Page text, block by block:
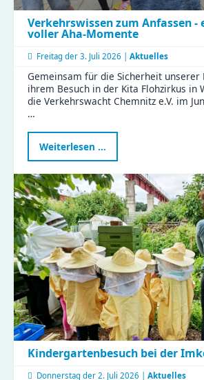
Verkehrswissen zum Anfassen
voller Aha-Momente
Freitag der 3. Juli 2026 | Aktuelles
Gemeinsam für die Sicherheit unserer
ihrem Besuch in der Kita Flohzirkus in
die Verkehrswacht Chemnitz e.V. im
…
Weiterlesen …
zum
Anfassen
-
ein
Vormittag
voller
Aha-
Momente
Kindergartenbesuch bei der
Donnerstag der 2. Juli 2026 | Aktuelles